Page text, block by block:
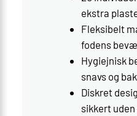
ekstra
Fleksibelt
fodens
Hygiejnisk
snavs og
Diskret
sikkert